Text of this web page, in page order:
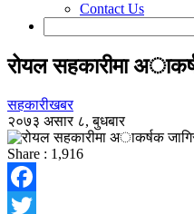
Contact Us
रोयल सहकारीमा
सहकारीखबर
२०७३ असार ८, बुधबार
Share : 1,916
Facebook